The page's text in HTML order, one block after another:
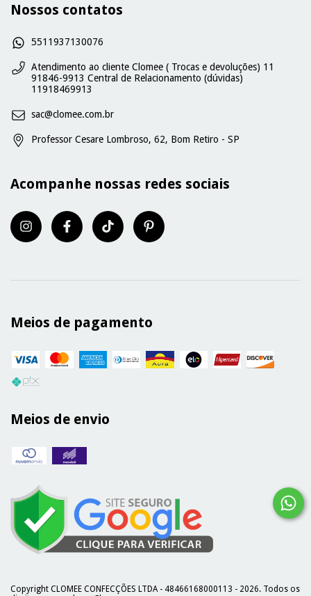
Nossos contatos
5511937130076
Atendimento ao cliente Clomee ( Trocas e devoluções) 11
91846-9913 Central de Relacionamento (dúvidas)
11918469913
sac@clomee.com.br
Professor Cesare Lombroso, 62, Bom Retiro - SP
Acompanhe nossas redes sociais
Meios de pagamento
Meios de envio
Copyright CLOMEE CONFECÇÕES LTDA - 48466168000113 - 2026. Todos os